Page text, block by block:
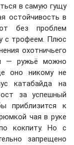
в самую гущу
остойчивость в
без проблем
с трофеем. Плюс
охотничьего
— ружьё можно
оно никому не
катабайда на
за успешный
приблизится к
чая в руке
кокпиту. Но с
запрещено